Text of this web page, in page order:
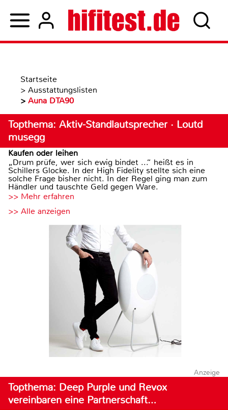
Startseite
> Ausstattungslisten
> Auna DTA90
Topthema: Aktiv-Standlautsprecher · Loutd
musegg
Kaufen oder leihen
„Drum prüfe, wer sich ewig bindet ...“ heißt es in
Schillers Glocke. In der High Fidelity stellte sich eine
solche Frage bisher nicht. In der Regel ging man zum
Händler und tauschte Geld gegen Ware.
>> Mehr erfahren
>> Alle anzeigen
Anzeige
Topthema: Deep Purple und Revox
vereinbaren eine Partnerschaft…